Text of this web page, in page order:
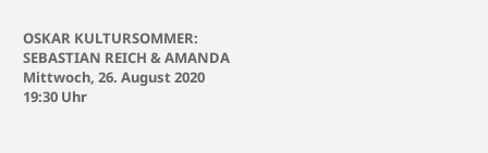
OSKAR KULTURSOMMER:
SEBASTIAN REICH & AMANDA
Mittwoch, 26. August 2020
19:30 Uhr